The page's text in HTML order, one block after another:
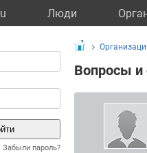
Люди
Забыли пароль?
Вопросы и